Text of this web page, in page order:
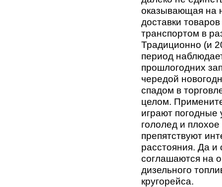
оказывающая на
доставки
транспортом в
Традиционно (и
период
прошлогодних
чередой
спадом в
целом.
играют
гололед и
препятствуют
расстояния. Да и
соглашаются на
дизельного
кругорейса.